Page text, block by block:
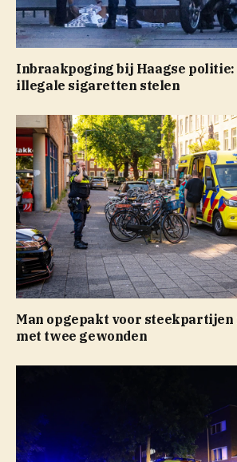
Inbraakpoging bij Haagse
illegale sigaretten stelen
Man opgepakt voor
met twee gewonden